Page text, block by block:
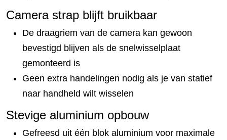
Camera strap blijft bruikbaar
De draagriem van de camera kan gewoon
bevestigd blijven als de snelwisselplaat
gemonteerd is
Geen extra handelingen nodig als je van statief
naar handheld wilt wisselen
Stevige aluminium opbouw
Gefreesd uit één blok aluminium voor maximale